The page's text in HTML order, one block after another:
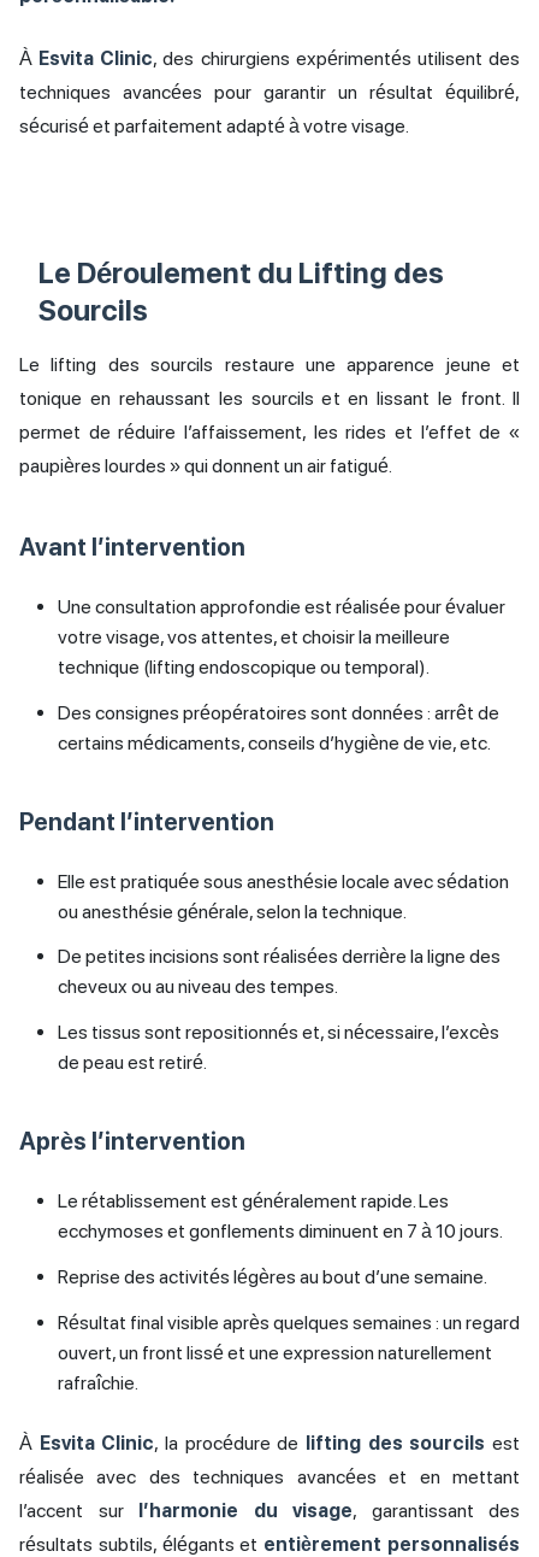
À Esvita Clinic, des chirurgiens expérimentés utilisent des
techniques avancées pour garantir un résultat équilibré,
sécurisé et parfaitement adapté à votre visage.
Le Déroulement du Lifting des
Sourcils
Le lifting des sourcils restaure une apparence jeune et
tonique en rehaussant les sourcils et en lissant le front. Il
permet de réduire l’affaissement, les rides et l’effet de «
paupières lourdes » qui donnent un air fatigué.
Avant l’intervention
Une consultation approfondie est réalisée pour évaluer
votre visage, vos attentes, et choisir la meilleure
technique (lifting endoscopique ou temporal).
Des consignes préopératoires sont données : arrêt de
certains médicaments, conseils d’hygiène de vie, etc.
Pendant l’intervention
Elle est pratiquée sous anesthésie locale avec sédation
ou anesthésie générale, selon la technique.
De petites incisions sont réalisées derrière la ligne des
cheveux ou au niveau des tempes.
Les tissus sont repositionnés et, si nécessaire, l’excès
de peau est retiré.
Après l’intervention
Le rétablissement est généralement rapide. Les
ecchymoses et gonflements diminuent en 7 à 10 jours.
Reprise des activités légères au bout d’une semaine.
Résultat final visible après quelques semaines : un regard
ouvert, un front lissé et une expression naturellement
rafraîchie.
À Esvita Clinic, la procédure de lifting des sourcils est
réalisée avec des techniques avancées et en mettant
l’accent surl’harmonie du visage, garantissant des
résultats subtils, élégants et entièrement personnalisés